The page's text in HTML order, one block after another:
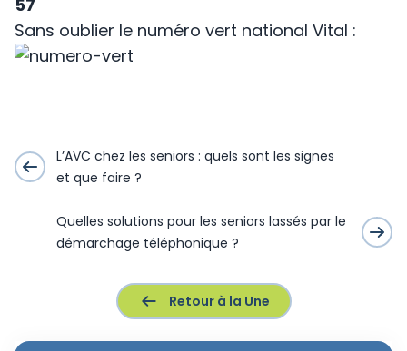
57
Sans oublier le numéro vert national Vital :
L’AVC chez les seniors : quels sont les signes
et que faire ?
Quelles solutions pour les seniors lassés par le
démarchage téléphonique ?
Retour à la Une